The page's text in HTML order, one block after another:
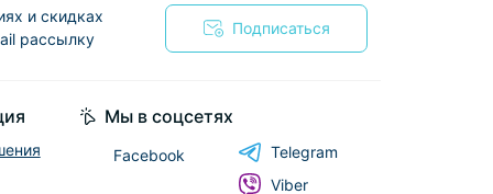
и скидках
рассылку
Подписаться
Мы в соцсетях
Facebook
Telegram
Viber